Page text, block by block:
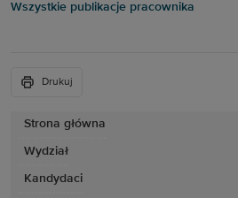
Strona główna
Wydział
Kandydaci
Wszystkie publikacje pracownika
Drukuj